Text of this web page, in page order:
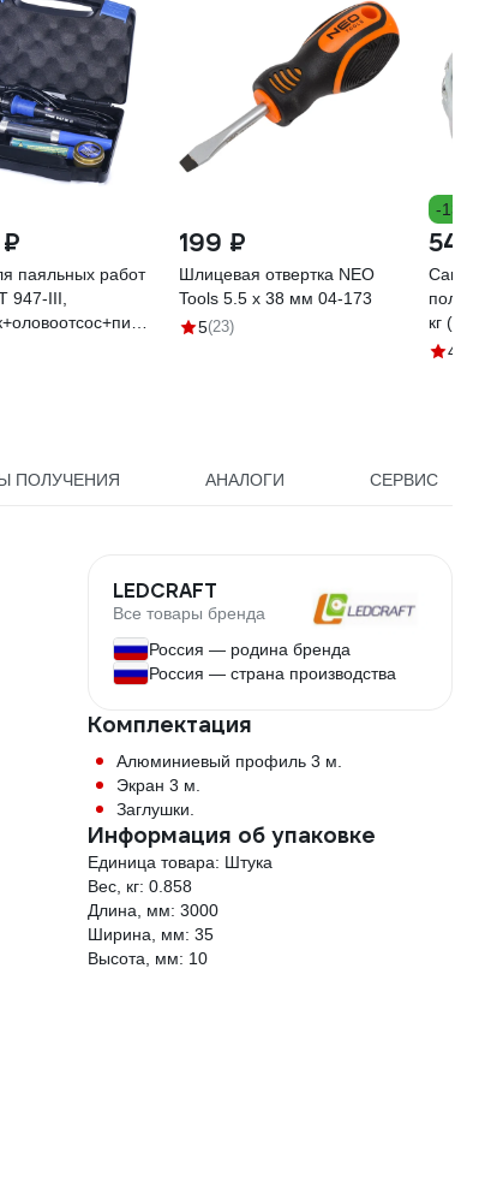
паяльных работ
947-III,
199 ₽
Шлицевая отвертка NEO
Tools 5.5 x 38 мм 04-173
5(23)
-13%
545
кг
123574
4.5
ПОЛУЧЕНИЯ АНАЛОГИ СЕРВИС
LEDCRAFT
Все товары бренда
Россия — родина бренда
Россия — страна производства
Комплектация
Алюминиевый профиль 3 м.
Экран 3 м.
Заглушки.
Информация об упаковке
Единица товара: Штука
Вес, кг: 0.858
Длина, мм: 3000
Ширина, мм: 35
Высота, мм: 10